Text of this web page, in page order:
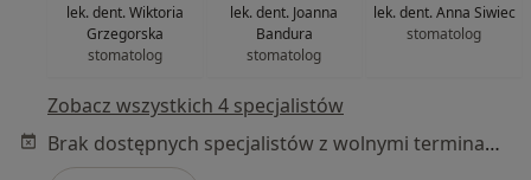
lek. dent. Wiktoria
Grzegorska
stomatolog
lek. dent. Joanna
Bandura
stomatolog
lek. dent. Anna Siwiec
stomatolog
Zobacz wszystkich 4 specjalistów
Brak dostępnych specjalistów z wolnymi terminami w tym centrum medycznym.